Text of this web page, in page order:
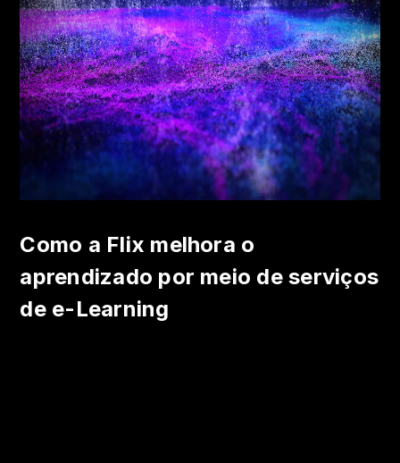
Como a Flix melhora o
aprendizado por meio de serviços
de e-Learning